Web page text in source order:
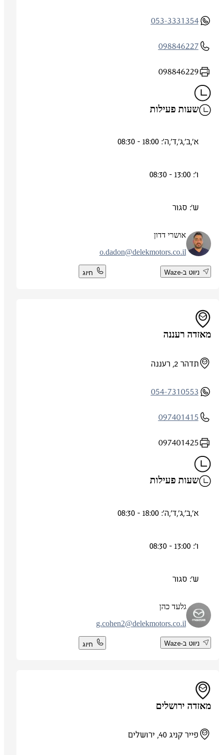
053-3331354
098846227
098846229
שעות פעילות
א',ב',ג',ד',ה': 18:00 - 08:30
ש': סגור
אושרי דדון
o.dadon@delekmotors.co.il
ניווט ב-Waze חיוג
מאזדה רעננה
תדהר 2, רעננה
054-7310553
097401415
097401425
שעות פעילות
א',ב',ג',ד',ה': 18:00 - 08:30
ש': סגור
גלעד כהן
g.cohen2@delekmotors.co.il
ניווט ב-Waze חיוג
מאזדה ירושלים
פייר קניג 40, ירושלים